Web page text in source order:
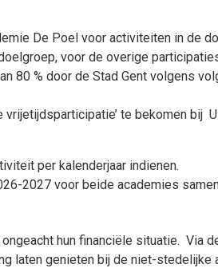
De Poel voor activiteiten in de
voor de overige
80 % door de Stad Gent volgens
te bekomen bij
per kalenderjaar indienen.
2027 voor beide academies
hun financiële situatie. Via
laten genieten bij de niet-